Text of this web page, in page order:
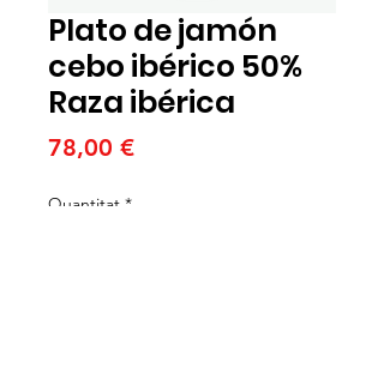
Plato de jamón
cebo ibérico 50%
Raza ibérica
78,00 €Price
Quantitat *